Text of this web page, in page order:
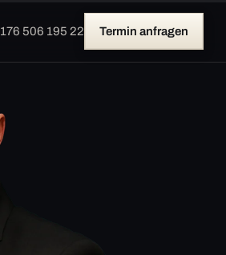
506 195 22 Termin anfragen